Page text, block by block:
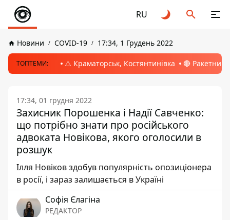
RU
Новини COVID-19 17:34, 1 Грудень 2022
ТОПТЕМИ: ⚠️ Краматорськ, Костянтинівка 🔴 Ракетний
17:34, 01 грудня 2022
Захисник Порошенка і Надії Савченко:
що потрібно знати про російського
адвоката Новікова, якого оголосили в
розшук
Ілля Новіков здобув популярність опозиціонера
в росії, і зараз залишається в Україні
Софія Єлагіна
РЕДАКТОР